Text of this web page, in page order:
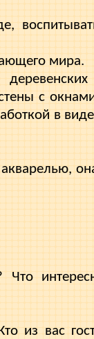
мира.
с
в
из вас